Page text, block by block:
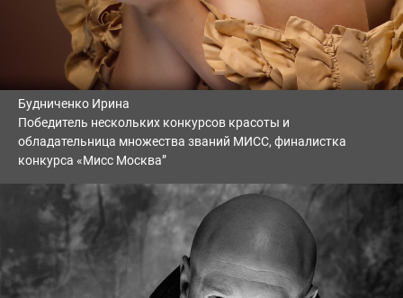
Будниченко Ирина
Победитель нескольких конкурсов красоты и
обладательница множества званий МИСС, финалистка
конкурса «Мисс Москва”